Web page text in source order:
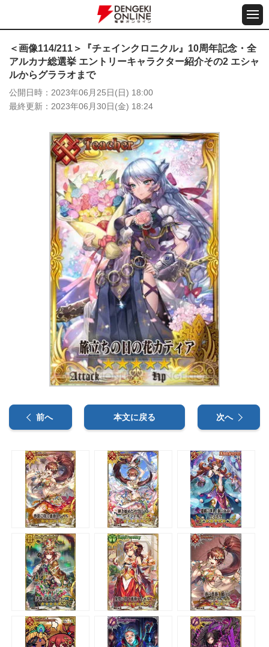
＜画像114/211＞『チェインクロニクル』10周年記念・全
アルカナ総選挙 エントリーキャラクター紹介その2 エシャ
ルからグララオまで
公開日時
2023年06月25日(日) 18:00
最終更新
2023年06月30日(金) 18:24
前へ 本文に戻る 次へ